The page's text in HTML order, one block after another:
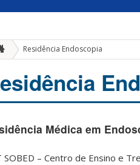
Residência Endoscopia
Médica em
SOBED – Centro de Ensino e